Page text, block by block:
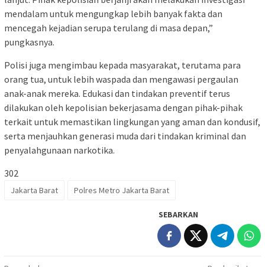
mendalam untuk mengungkap lebih banyak fakta dan
mencegah kejadian serupa terulang di masa depan,”
pungkasnya.
Polisi juga mengimbau kepada masyarakat, terutama para
orang tua, untuk lebih waspada dan mengawasi pergaulan
anak-anak mereka. Edukasi dan tindakan preventif terus
dilakukan oleh kepolisian bekerjasama dengan pihak-pihak
terkait untuk memastikan lingkungan yang aman dan kondusif,
serta menjauhkan generasi muda dari tindakan kriminal dan
penyalahgunaan narkotika.
302
Jakarta Barat Polres Metro Jakarta Barat
SEBARKAN